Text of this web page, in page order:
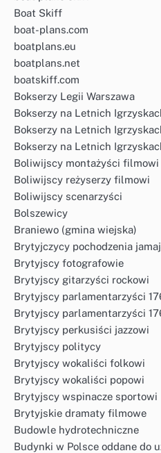
Boat Skiff
boat-plans.com
boatplans.eu
boatplans.net
boatskiff.com
Bokserzy Legii Warszawa
Bokserzy na Letnich
Bokserzy na Letnich
Bokserzy na Letnich
Boliwijscy montażyści filmowi
Boliwijscy reżyserzy filmowi
Boliwijscy scenarzyści
Bolszewicy
Braniewo (gmina wiejska)
Brytyjczycy pochodzenia
Brytyjscy fotografowie
Brytyjscy gitarzyści rockowi
Brytyjscy parlamentarzyści
Brytyjscy parlamentarzyści
Brytyjscy perkusiści jazzowi
Brytyjscy politycy
Brytyjscy wokaliści folkowi
Brytyjscy wokaliści popowi
Brytyjscy wspinacze sportowi
Brytyjskie dramaty filmowe
Budowle hydrotechniczne
Budynki w Polsce oddane do